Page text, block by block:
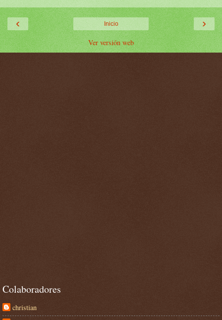
‹ ›
Inicio
Ver versión web
Colaboradores
christian